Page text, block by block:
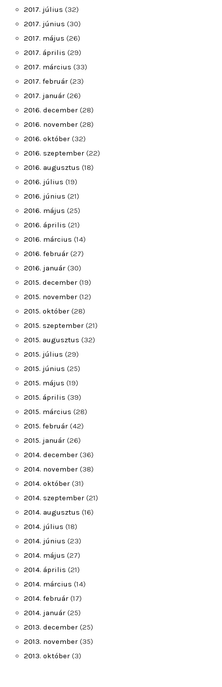
2017. július (32)
2017. június (30)
2017. május (26)
2017. április (29)
2017. március (33)
2017. február (23)
2017. január (26)
2016. december (28)
2016. november (28)
2016. október (32)
2016. szeptember (22)
2016. augusztus (18)
2016. július (19)
2016. június (21)
2016. május (25)
2016. április (21)
2016. március (14)
2016. február (27)
2016. január (30)
2015. december (19)
2015. november (12)
2015. október (28)
2015. szeptember (21)
2015. augusztus (32)
2015. július (29)
2015. június (25)
2015. május (19)
2015. április (39)
2015. március (28)
2015. február (42)
2015. január (26)
2014. december (36)
2014. november (38)
2014. október (31)
2014. szeptember (21)
2014. augusztus (16)
2014. július (18)
2014. június (23)
2014. május (27)
2014. április (21)
2014. március (14)
2014. február (17)
2014. január (25)
2013. december (25)
2013. november (35)
2013. október (3)